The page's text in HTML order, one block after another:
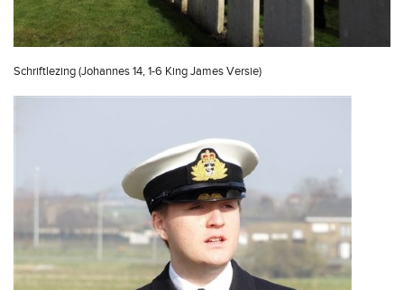
Schriftlezing (Johannes 14, 1-6 King James Versie)